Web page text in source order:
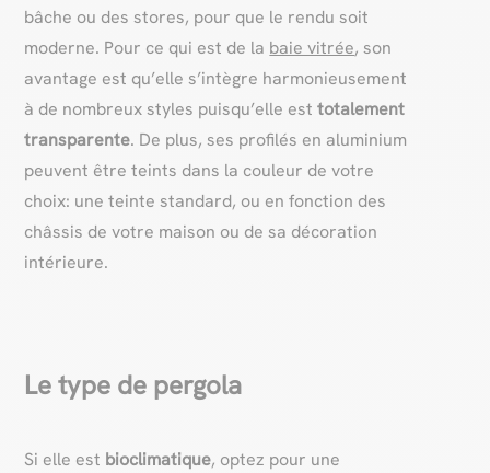
bâche ou des stores, pour que le rendu soit
moderne. Pour ce qui est de la baie vitrée, son
avantage est qu’elle s’intègre harmonieusement
à de nombreux styles puisqu’elle esttotalement
transparente. De plus, ses profilés en aluminium
peuvent être teints dans la couleur de votre
choix: une teinte standard, ou en fonction des
châssis de votre maison ou de sa décoration
intérieure.
Le type de pergola
Si elle est bioclimatique, optez pour une